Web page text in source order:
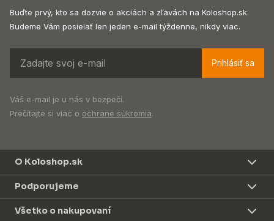
Buďte prvý, kto sa dozvie o akciách a zľavách na Koloshop.sk.
Budeme Vám posielať len jeden e-mail týždenne, nikdy viac.
Prihlásiť sa
Váš e-mail je u nás v bezpečí.
Prečítajte si viac o ochrane súkromia.
O Koloshop.sk
Podporujeme
Všetko o nakupovaní